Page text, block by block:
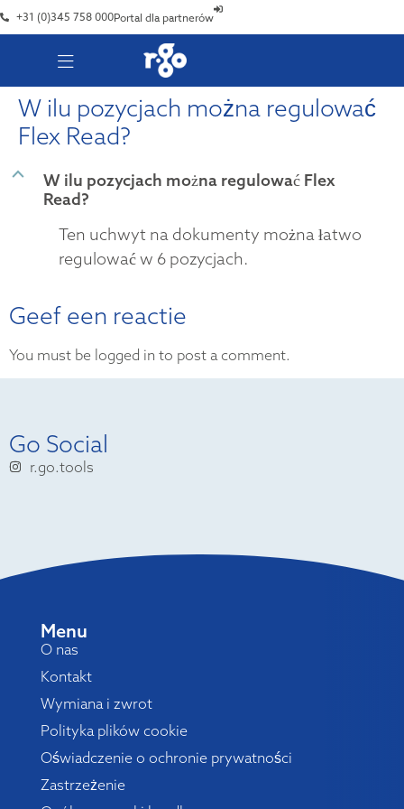
+31 (0)345 758 000Portal dla partnerów
W ilu pozycjach można regulować
Flex Read?
B
W ilu pozycjach można regulować Flex
Read?
Ten uchwyt na dokumenty można łatwo
regulować w 6 pozycjach.
Geef een reactie
You must be logged in to post a comment.
Go Social
r.go.tools
Menu
O nas
Kontakt
Wymiana i zwrot
Polityka plików cookie
Oświadczenie o ochronie prywatności
Zastrzeżenie